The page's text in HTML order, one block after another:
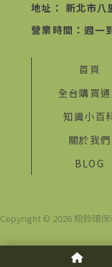
新北市八
首頁
全台購買
知識小百
關於我們
BLOG
Copyright © 2026 翔鈴環